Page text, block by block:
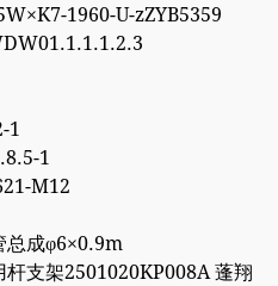
1960-U-zZYB5359
1
1
M12
总成φ6×0.9m
支架2501020KP008A 蓬翔